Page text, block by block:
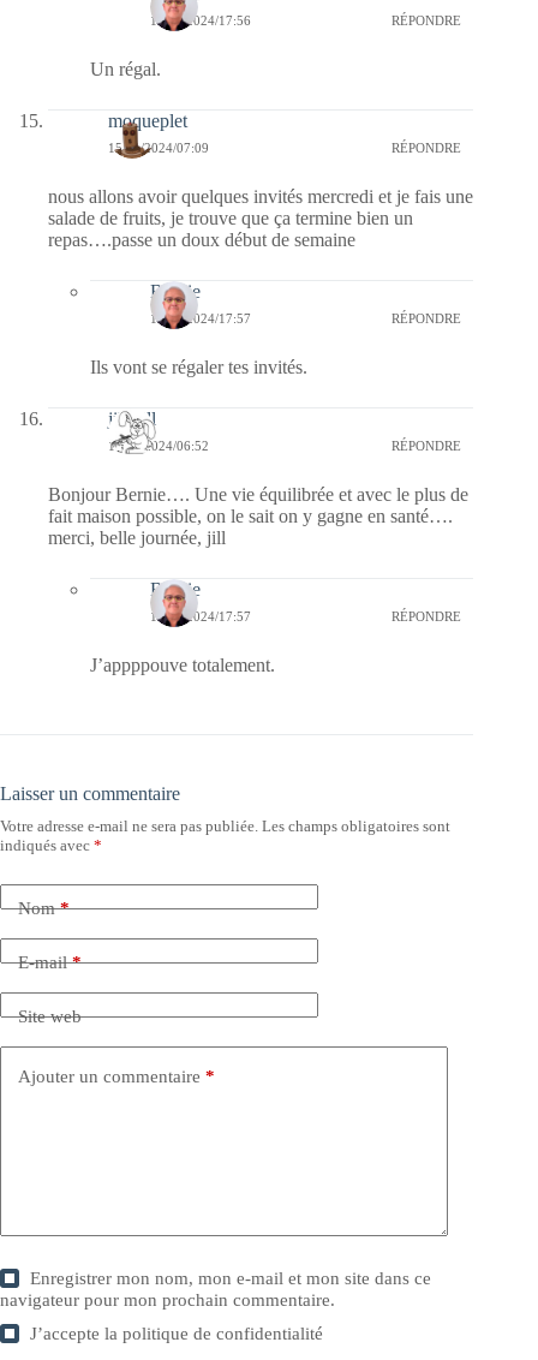
15/01/2024/17:56 RÉPONDRE
Un régal.
moqueplet
15/01/2024/07:09 RÉPONDRE
nous allons avoir quelques invités mercredi et je fais une
salade de fruits, je trouve que ça termine bien un
repas….passe un doux début de semaine
Bernie
15/01/2024/17:57 RÉPONDRE
Ils vont se régaler tes invités.
jill bill
15/01/2024/06:52 RÉPONDRE
Bonjour Bernie…. Une vie équilibrée et avec le plus de
fait maison possible, on le sait on y gagne en santé….
merci, belle journée, jill
Bernie
15/01/2024/17:57 RÉPONDRE
J’appppouve totalement.
Laisser un commentaire
Votre adresse e-mail ne sera pas publiée. Les champs obligatoires sont
indiqués avec *
Nom*
E-mail*
Site web
Ajouter un commentaire *
Enregistrer mon nom, mon e-mail et mon site dans ce
navigateur pour mon prochain commentaire.
J’accepte lapolitique de confidentialité